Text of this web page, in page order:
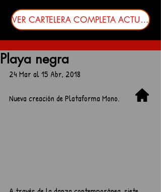
VER CARTELERA COMPLETA ACTUALIZADA
Playa negra
24 Mar al 15 Abr, 2018
Nueva creación de Plataforma Mono.